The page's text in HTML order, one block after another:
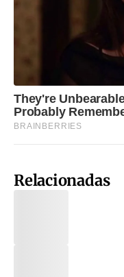
Relacionadas